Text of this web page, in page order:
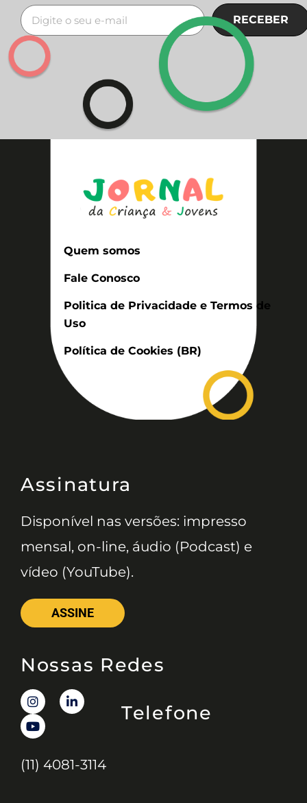
RECEBER
Quem somos
Fale Conosco
Politica de Privacidade e Termos de
Uso
Política de Cookies (BR)
Assinatura
Disponível nas versões: impresso
mensal, on-line, áudio (Podcast) e
vídeo (YouTube).
ASSINE
Nossas Redes
Telefone
(11) 4081-3114